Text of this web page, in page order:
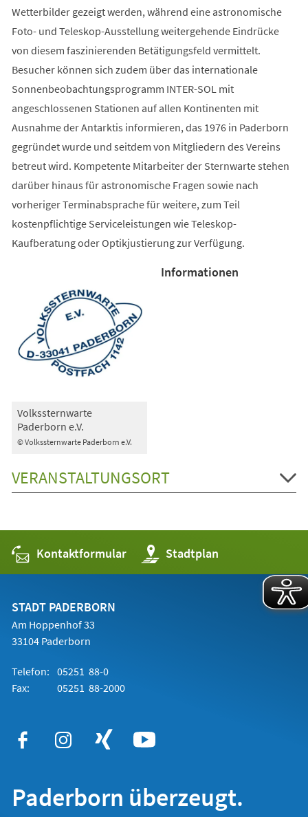
Wetterbilder gezeigt werden, während eine astronomische
Foto- und Teleskop-Ausstellung weitergehende Eindrücke
von diesem faszinierenden Betätigungsfeld vermittelt.
Besucher können sich zudem über das internationale
Sonnenbeobachtungsprogramm INTER-SOL mit
angeschlossenen Stationen auf allen Kontinenten mit
Ausnahme der Antarktis informieren, das 1976 in Paderborn
gegründet wurde und seitdem von Mitgliedern des Vereins
betreut wird. Kompetente Mitarbeiter der Sternwarte stehen
darüber hinaus für astronomische Fragen sowie nach
vorheriger Terminabsprache für weitere, zum Teil
kostenpflichtige Serviceleistungen wie Teleskop-
Kaufberatung oder Optikjustierung zur Verfügung.
© Volkssternwarte Paderborn e.V.
Volkssternwarte
Paderborn e.V.
Informationen
VERANSTALTUNGSORT
Kontaktformular Stadtplan
(Öffnet
in
einem
STADT PADERBORN
Am Hoppenhof 33
33104 Paderborn
Telefon: 05251 88-0
Fax:
05251 88-2000
Paderborn überzeugt.